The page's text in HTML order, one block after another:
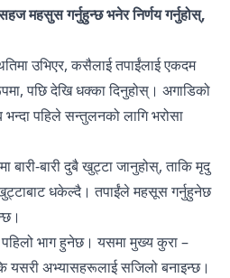
महसुस गर्नुहुन्छ भनेर निर्णय गर्नुहोस्,
उभिएर, कसैलाई तपाईंलाई एकदम
पछि देखि धक्का दिनुहोस्। अगाडिको
पहिले सन्तुलनको लागि भरोसा
बारी-बारी दुबै खुट्टा जानुहोस्, ताकि मृदु
धकेल्दै। तपाईंले महसूस गर्नुहुनेछ
भाग हुनेछ। यसमा मुख्य कुरा –
यसरी अभ्यासहरूलाई सजिलो बनाइन्छ।